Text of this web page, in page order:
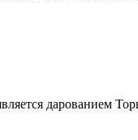
дарованием